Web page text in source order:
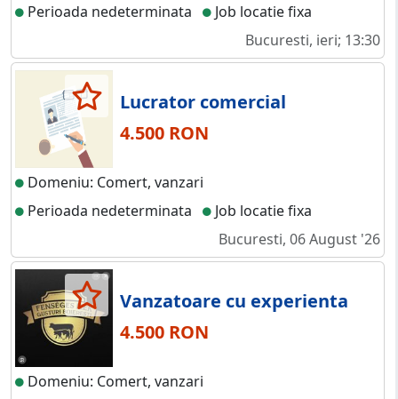
Perioada nedeterminata
Job locatie fixa
Bucuresti, ieri; 13:30
Lucrator comercial
4.500 RON
Domeniu: Comert, vanzari
Perioada nedeterminata
Job locatie fixa
Bucuresti, 06 August '26
Vanzatoare cu experienta
4.500 RON
Domeniu: Comert, vanzari